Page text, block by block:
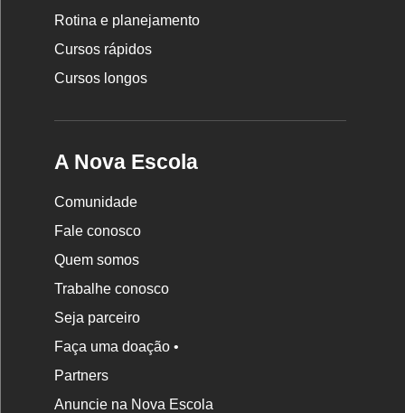
Rotina e planejamento
Cursos rápidos
Cursos longos
A Nova Escola
Comunidade
Fale conosco
Quem somos
Trabalhe conosco
Seja parceiro
Faça uma doação •
Partners
Anuncie na Nova Escola